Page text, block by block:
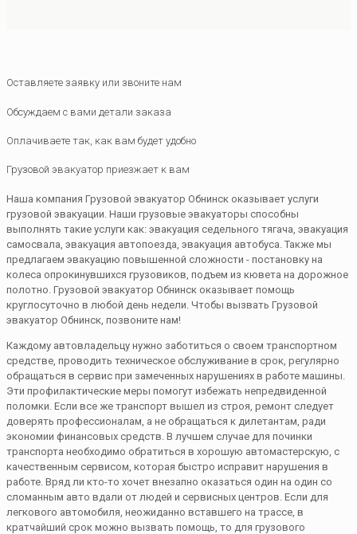
Оставляете заявку или звоните нам
Обсуждаем с вами детали заказа
Оплачиваете так, как вам будет удобно
Грузовой эвакуатор приезжает к вам
Наша компания Грузовой эвакуатор Обнинск оказывает услуги
грузовой эвакуации. Наши грузовые эвакуаторы способны
выполнять такие услуги как: эвакуация седельного тягача, эвакуация
самосвала, эвакуация автопоезда, эвакуация автобуса. Также мы
предлагаем эвакуацию повышенной сложности - постановку на
колеса опрокинувшихся грузовиков, подъем из кювета на дорожное
полотно. Грузовой эвакуатор Обнинск оказывает помощь
круглосуточно в любой день недели. Чтобы вызвать Грузовой
эвакуатор Обнинск, позвоните нам!
Каждому автовладельцу нужно заботиться о своем транспортном
средстве, проводить техническое обслуживание в срок, регулярно
обращаться в сервис при замеченных нарушениях в работе машины.
Эти профилактические меры помогут избежать непредвиденной
поломки. Если все же транспорт вышел из строя, ремонт следует
доверять профессионалам, а не обращаться к дилетантам, ради
экономии финансовых средств. В лучшем случае для починки
транспорта необходимо обратиться в хорошую автомастерскую, с
качественным сервисом, которая быстро исправит нарушения в
работе. Вряд ли кто-то хочет внезапно оказаться один на один со
сломанным авто вдали от людей и сервисных центров. Если для
легкового автомобиля, неожиданно вставшего на трассе, в
кратчайший срок можно вызвать помощь, то для грузового